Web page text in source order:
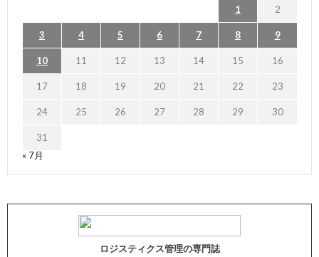
1 2
3 4 5 6 7 8 9
10 11 12 13 14 15 16
17 18 19 20 21 22 23
24 25 26 27 28 29 30
31
« 7月
ロジスティクス管理の専門誌